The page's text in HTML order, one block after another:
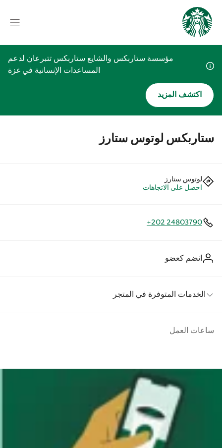
مؤسسة ستاربكس والشايع ستاربكس تتبرعان لدعم
المساعدات الإنسانية في غزة
اكتشف المزيد
ستاربكس لوتوس ستارز
لوتوس ستارز
احصل على الاتجاهات
+202 24803790
انضم كعضو
الخدمات المتوفرة في المتجر
ساعات العمل